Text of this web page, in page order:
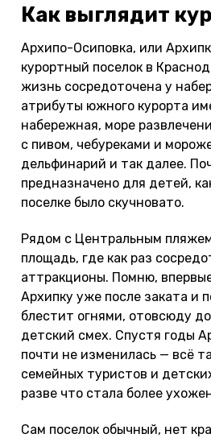
Как выглядит
Архипо-Осиповка, или
курортный поселок в
жизнь сосредоточена у
атрибуты южного курорта
набережная, море
с пивом, чебуреками и
дельфинарий и так далее.
предназначено для детей,
поселке было скучновато.
Рядом с Центральным
площадь, где как раз
аттракционы. Помню,
Архипку уже после заката и
блестит огнями, отовсюду
детский смех. Спустя годы
почти не изменилась — всё
семейных туристов и
разве что стала более
Сам поселок обычный, нет